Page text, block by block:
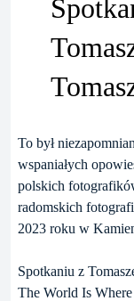
To był
wspaniałych
polskich
radomskich
2023 roku w
Spotkaniu z
The World Is